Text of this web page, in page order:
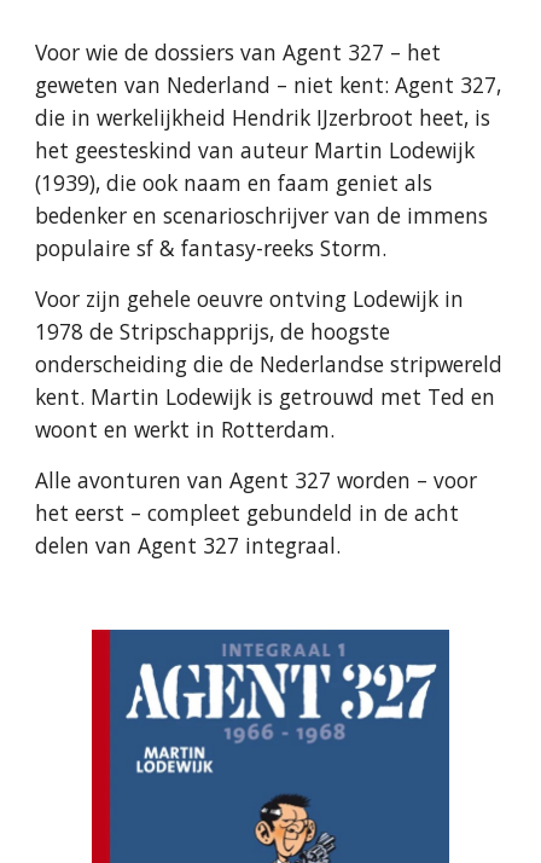
Voor wie de dossiers van Agent 327 – het
geweten van Nederland – niet kent: Agent 327,
die in werkelijkheid Hendrik IJzerbroot heet, is
het geesteskind van auteur Martin Lodewijk
(1939), die ook naam en faam geniet als
bedenker en scenarioschrijver van de immens
populaire sf & fantasy-reeks Storm.
Voor zijn gehele oeuvre ontving Lodewijk in
1978 de Stripschapprijs, de hoogste
onderscheiding die de Nederlandse stripwereld
kent. Martin Lodewijk is getrouwd met Ted en
woont en werkt in Rotterdam.
Alle avonturen van Agent 327 worden – voor
het eerst – compleet gebundeld in de acht
delen van Agent 327 integraal.